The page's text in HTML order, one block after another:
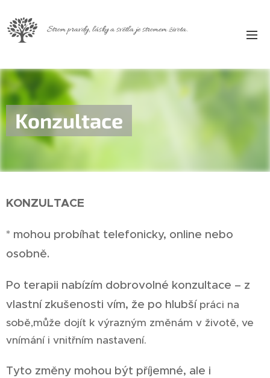
Strom pravdy, lásky a světla je stromem života.
Konzultace
KONZULTACE
* mohou probíhat telefonicky, online nebo
osobně.
Po terapii nabízím dobrovolné konzultace – z
vlastní zkušenosti vím, že po hlubší práci na
sobě,může dojít k výrazným změnám v životě, ve
vnímání i vnitřním nastavení.
Tyto změny mohou být příjemné, ale i